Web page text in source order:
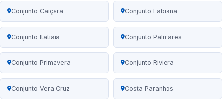
Conjunto Caiçara Conjunto Fabiana
Conjunto Itatiaia Conjunto Palmares
Conjunto Primavera Conjunto Riviera
Conjunto Vera Cruz Costa Paranhos